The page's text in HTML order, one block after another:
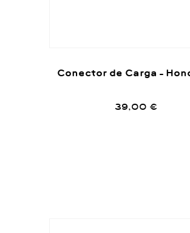
Conector de Carga –
39,00 €